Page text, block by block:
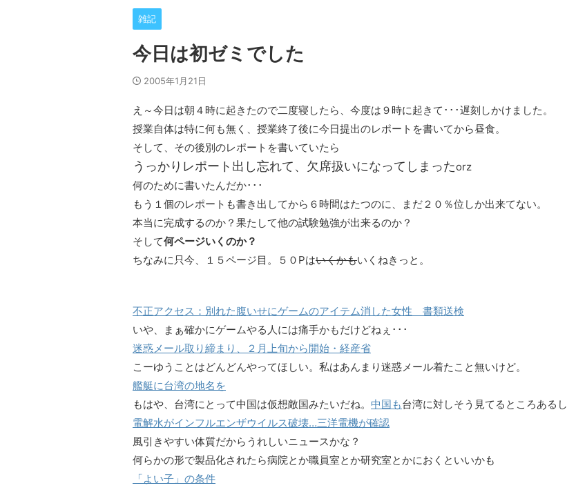
雑記
今日は初ゼミでした
2005年1月21日
え～今日は朝４時に起きたので二度寝したら、今度は９時に起きて･･･遅刻しかけました。
授業自体は特に何も無く、授業終了後に今日提出のレポートを書いてから昼食。
そして、その後別のレポートを書いていたら
うっかりレポート出し忘れて、欠席扱いになってしまったorz
何のために書いたんだか･･･
もう１個のレポートも書き出してから６時間はたつのに、まだ２０％位しか出来てない。
本当に完成するのか？果たして他の試験勉強が出来るのか？
そして何ページいくのか？
ちなみに只今、１５ページ目。５０Pはいくかもいくねきっと。
不正アクセス：別れた腹いせにゲームのアイテム消した女性 書類送検
いや、まぁ確かにゲームやる人には痛手かもだけどねぇ･･･
迷惑メール取り締まり、２月上旬から開始・経産省
こーゆうことはどんどんやってほしい。私はあんまり迷惑メール着たこと無いけど。
艦艇に台湾の地名を
もはや、台湾にとって中国は仮想敵国みたいだね。 中国も台湾に対しそう見てるところあるし
電解水がインフルエンザウイルス破壊…三洋電機が確認
風引きやすい体質だからうれしいニュースかな？
何らかの形で製品化されたら病院とか職員室とか研究室とかにおくといいかも
「よい子」の条件